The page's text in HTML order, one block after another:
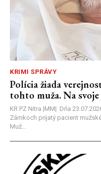
KRIMI SPRÁVY
Polícia žiada
tohto muža. Na
KR PZ Nitra |MM| Dňa
Zámkoch prijatý pacient
Muž...